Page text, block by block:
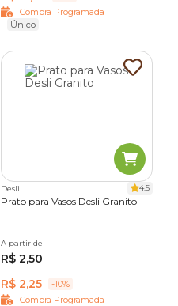
Compra Programada
Único
Desli 4.5
Prato para Vasos Desli Granito
A partir de
R$ 2,50
R$ 2,25
-10%
Compra Programada